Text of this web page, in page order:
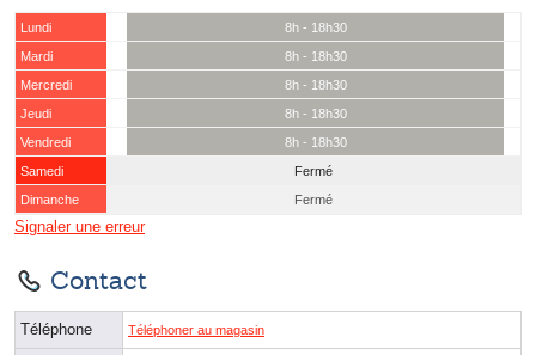
Lundi
8h - 18h30
Mardi
8h - 18h30
Mercredi
8h - 18h30
Jeudi
8h - 18h30
Vendredi
8h - 18h30
Samedi
Fermé
Dimanche
Fermé
Signaler une erreur
Contact
Téléphone Téléphoner au magasin